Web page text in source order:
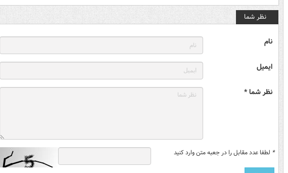
نظر شما
نام
ایمیل
نظر شما *
* لطفا عدد مقابل را در جعبه متن وارد کنید